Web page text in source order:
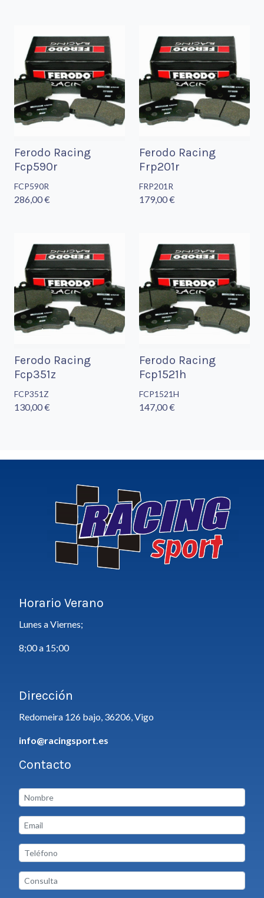
Ferodo Racing
Fcp590r
FCP590R
286,00 €
Ferodo Racing
Frp201r
FRP201R
179,00 €
Ferodo Racing
Fcp351z
FCP351Z
130,00 €
Ferodo Racing
Fcp1521h
FCP1521H
147,00 €
Horario Verano
Lunes a Viernes;
8;00 a 15;00
Dirección
Redomeira 126 bajo, 36206, Vigo
info@racingsport.es
Contacto